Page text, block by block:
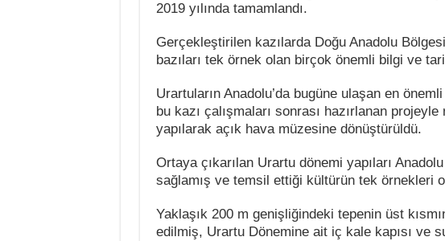
2019 yılında tamamlandı.
Gerçekleştirilen kazılarda Doğu Anadolu
bazıları tek örnek olan birçok önemli bilgi ve
Urartuların Anadolu’da bugüne ulaşan en
bu kazı çalışmaları sonrası hazırlanan
yapılarak açık hava müzesine dönüştürüldü.
Ortaya çıkarılan Urartu dönemi yapıları
sağlamış ve temsil ettiği kültürün tek örnekleri
Yaklaşık 200 m genişliğindeki tepenin üst
edilmiş, Urartu Dönemine ait iç kale kapısı ve